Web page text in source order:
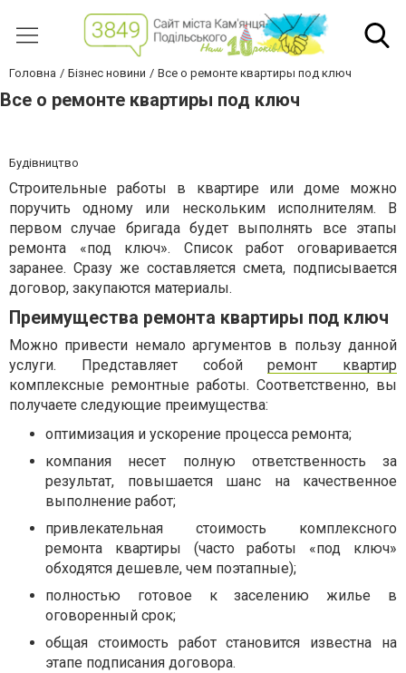
Головна Бізнес новини Все о ремонте квартиры под ключ
Все о ремонте квартиры под ключ
Будівництво
Строительные работы в квартире или доме можно
поручить одному или нескольким исполнителям. В
первом случае бригада будет выполнять все этапы
ремонта «под ключ». Список работ оговаривается
заранее. Сразу же составляется смета, подписывается
договор, закупаются материалы.
Преимущества ремонта квартиры под ключ
Можно привести немало аргументов в пользу данной
услуги. Представляет собойремонт квартир
комплексные ремонтные работы. Соответственно, вы
получаете следующие преимущества:
оптимизация и ускорение процесса ремонта;
компания несет полную ответственность за
результат, повышается шанс на качественное
выполнение работ;
привлекательная стоимость комплексного
ремонта квартиры (часто работы «под ключ»
обходятся дешевле, чем поэтапные);
полностью готовое к заселению жилье в
оговоренный срок;
общая стоимость работ становится известна на
этапе подписания договора.